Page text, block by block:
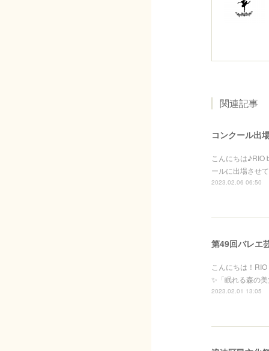
関連記事
コンクール出
こんにちは♪RIO
ールに出場させ
2023.02.06 06:50
第49回バレエ
こんにちは！
✨「眠れる森の
2023.02.01 13:05